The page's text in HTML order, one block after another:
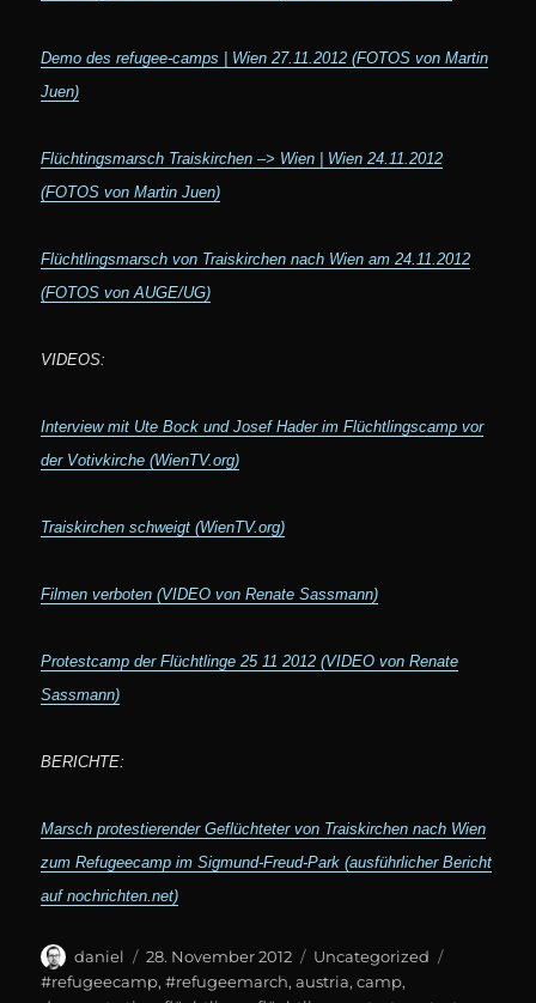
Demo des refugee-camps | Wien 27.11.2012 (FOTOS von Martin
Juen)
Flüchtingsmarsch Traiskirchen –> Wien | Wien 24.11.2012
(FOTOS von Martin Juen)
Flüchtlingsmarsch von Traiskirchen nach Wien am 24.11.2012
(FOTOS von AUGE/UG)
VIDEOS:
Interview mit Ute Bock und Josef Hader im Flüchtlingscamp vor
der Votivkirche (WienTV.org)
Traiskirchen schweigt (WienTV.org)
Filmen verboten (VIDEO von Renate Sassmann)
Protestcamp der Flüchtlinge 25 11 2012 (VIDEO von Renate
Sassmann)
BERICHTE:
Marsch protestierender Geflüchteter von Traiskirchen nach Wien
zum Refugeecamp im Sigmund-Freud-Park (ausführlicher Bericht
auf nochrichten.net)
Author
daniel
Posted
on
28. November 2012 Categories
Uncategorized
#refugeecamp,#refugeemarch,austria,camp,